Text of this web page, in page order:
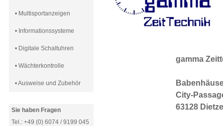
• Multisportanzeigen
• Informationssysteme
• Digitale Schaltuhren
• Wächterkontrolle
• Ausweise und Zubehör
Sie haben Fragen
Tel.: +49 (0) 6074 / 9199 045
gamma
City-
63128